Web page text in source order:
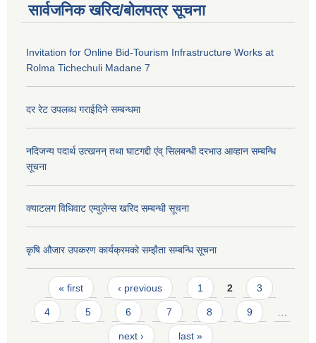
सार्वजनिक खरिद/बोलपत्र सूचना
Invitation for Online Bid-Tourism Infrastructure Works at
Rolma Tichechuli Madane 7
दर रेट उपलब्ध गराईदिने सम्बन्धमा
नदिजन्य पदार्थ उत्खनन् तथा घाटगद्दी एंव् सिलबन्धी दरभाउ आव्हान सम्बन्धि
सूचना
क्याटलग विधिवाट एम्वुलेन्स खरिद सम्बन्धी सूचना
कृषि औजार उपकरण कार्यक्रमको सम्झैता सम्बन्धि सूचना
Pages
« first ‹ previous 1 2 3
4 5 6 7 8 9 …
next › last »